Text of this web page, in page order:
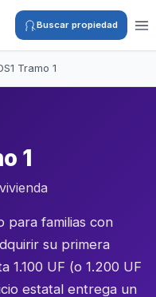
Buscar propiedad
Tramo 1
1
para familias con
su primera
1.100 UF (o 1.200 UF
estatal entrega un